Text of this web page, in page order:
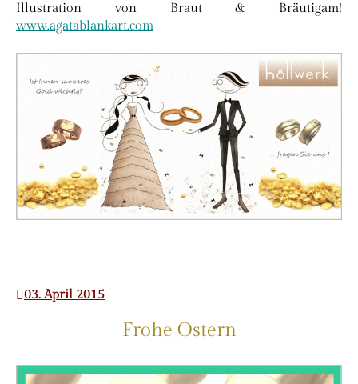
Illustration von Braut & Bräutigam!
www.agatablankart.com
03. April 2015
Frohe Ostern